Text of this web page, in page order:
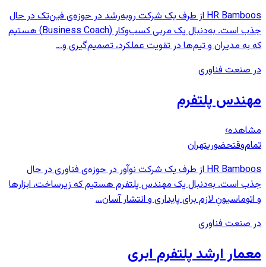
HR Bamboos از طرف یک شرکت روبه‌رشد در حوزه‌ی فین‌تک در حال
جذب است. به‌دنبال یک مربی کسب‌وکار (Business Coach) هستیم
که به مدیران و تیم‌ها در تقویت عملکرد، تصمیم‌گیری و…
در صنعت فناوری
مهندس پلتفرم
مشاهده›
تمام‌وقتحضوریتهران
HR Bamboos از طرف یک شرکت نوآور در حوزه‌ی فناوری در حال
جذب است. به‌دنبال یک مهندس پلتفرم هستیم که زیرساخت، ابزارها
و اتوماسیونِ لازم برای پایداری و انتشار آسان…
در صنعت فناوری
معمار ارشد پلتفرم ابری